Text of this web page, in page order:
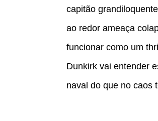
capitão
ao redor ameaça
funcionar como um
Dunkirk vai entender
naval do que no caos